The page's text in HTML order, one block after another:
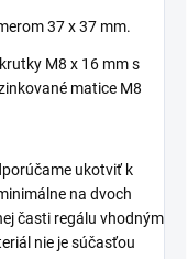
37 x 37 mm.
M8 x 16 mm s
matice M8
ukotviť k
na dvoch
časti regálu vhodným
nie je súčasťou